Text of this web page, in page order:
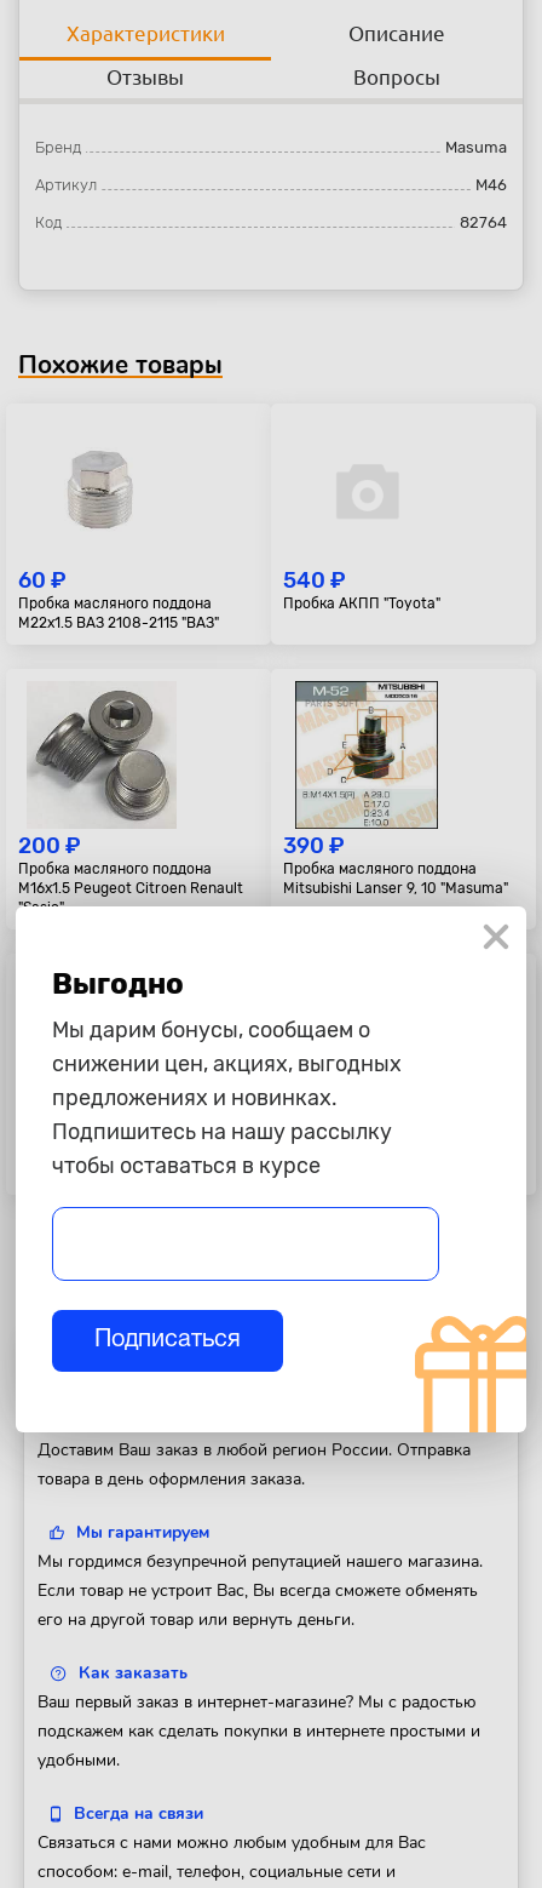
Характеристики
Описание
Отзывы
Вопросы
Бренд Masuma
Артикул M46
Код 82764
Похожие товары
60 ₽
Пробка масляного поддона
M22x1.5 ВАЗ 2108-2115 "ВАЗ"
540 ₽
Пробка АКПП "Toyota"
200 ₽
Пробка масляного поддона
M16x1.5 Peugeot Citroen Renault
"Sasic"
390 ₽
Пробка масляного поддона
Mitsubishi Lanser 9, 10 "Masuma"
395 ₽
Пробка сливная VAG "Corteco"
нового образца
525 ₽
VAG
Полезная информация
Доставим Ваш заказ в любой регион России. Отправка
товара в день оформления заказа.
Мы гарантируем
Мы гордимся безупречной репутацией нашего магазина.
Если товар не устроит Вас, Вы всегда сможете обменять
его на другой товар или вернуть деньги.
Как заказать
Ваш первый заказ в интернет-магазине? Мы с радостью
подскажем как сделать покупки в интернете простыми и
удобными.
Всегда на связи
Связаться с нами можно любым удобным для Вас
способом: e-mail, телефон, социальные сети и
Выгодно
Мы дарим бонусы, сообщаем о
снижении цен, акциях, выгодных
предложениях и новинках.
Подпишитесь на нашу рассылку
чтобы оставаться в курсе
Подписаться